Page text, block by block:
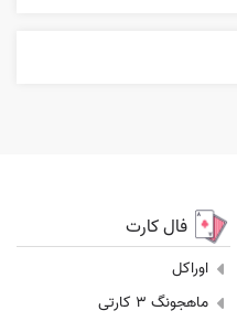
فال کارت
اوراکل
ماهجونگ 3 کارتی